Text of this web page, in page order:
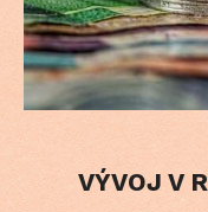
VÝVOJ V